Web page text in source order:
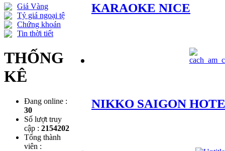
Giá Vàng
Tỷ giá ngoại tệ
Chứng khoán
Tin thời tiết
THỐNG
KÊ
Đang online :
30
Số lượt truy
cập : 2154202
Tổng thành
viên :
KARAOKE NICE
NIKKO SAIGON